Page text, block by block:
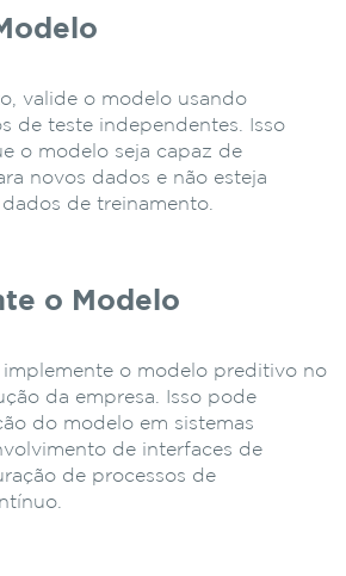
valide o modelo usando
de teste independentes. Isso
o modelo seja capaz de
novos dados e não esteja
de treinamento.
o Modelo
implemente o modelo preditivo no
da empresa. Isso pode
do modelo em sistemas
de interfaces de
de processos de